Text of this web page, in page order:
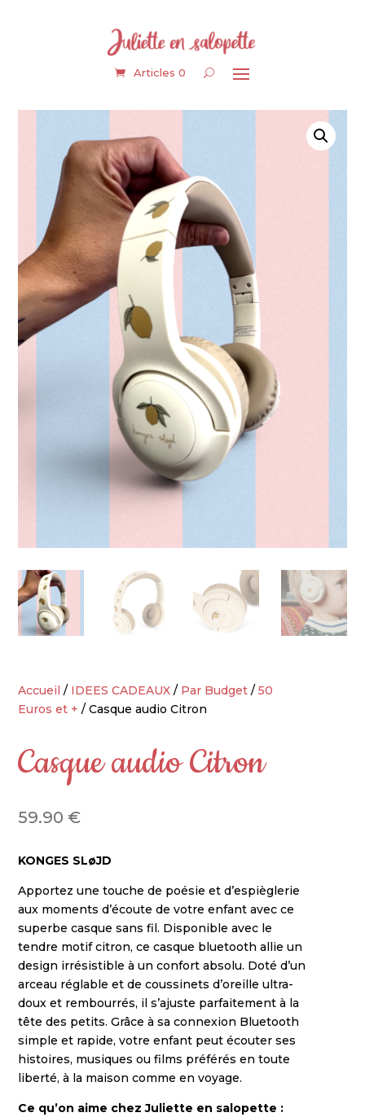
Articles 0
Accueil / IDEES CADEAUX / Par Budget /50
Euros et + / Casque audio Citron
Casque audio Citron
59.90 €
KONGES SLøJD
Apportez une touche de poésie et d’espièglerie
aux moments d’écoute de votre enfant avec ce
superbe casque sans fil. Disponible avec le
tendre motif citron, ce casque bluetooth allie un
design irrésistible à un confort absolu. Doté d’un
arceau réglable et de coussinets d’oreille ultra-
doux et rembourrés, il s’ajuste parfaitement à la
tête des petits. Grâce à sa connexion Bluetooth
simple et rapide, votre enfant peut écouter ses
histoires, musiques ou films préférés en toute
liberté, à la maison comme en voyage.
Ce qu’on aime chez Juliette en salopette :